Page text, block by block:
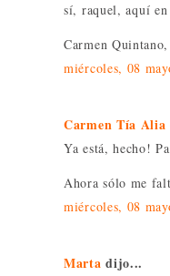
sí, raquel, aquí
Carmen
miércoles, 08
Carmen Tía Alia
Ya está, hecho!
Ahora sólo me
miércoles, 08
Marta dijo...